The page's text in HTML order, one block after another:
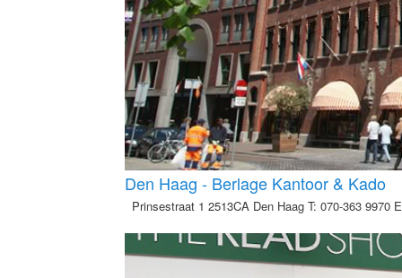
Den Haag - Berlage Kantoor & Kado
Prinsestraat 1 2513CA Den Haag T: 070-363